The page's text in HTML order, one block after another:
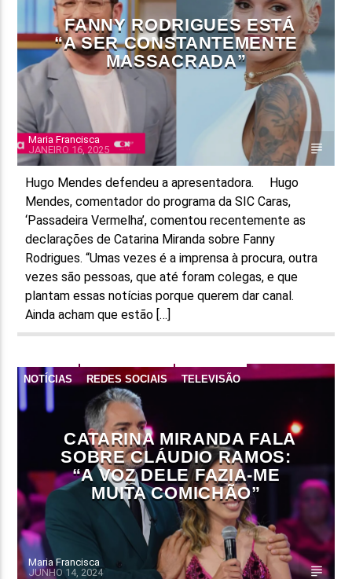
FANNY RODRIGUES ESTÁ
“A SER CONSTANTEMENTE
MASSACRADA”
Maria Francisca
JANEIRO 16, 2025
Hugo Mendes defendeu a apresentadora. Hugo
Mendes, comentador do programa da SIC Caras,
‘Passadeira Vermelha’, comentou recentemente as
declarações de Catarina Miranda sobre Fanny
Rodrigues. “Umas vezes é a imprensa à procura, outra
vezes são pessoas, que até foram colegas, e que
plantam essas notícias porque querem dar canal.
Ainda acham que estão […]
NOTÍCIAS REDES SOCIAIS TELEVISÃO
CATARINA MIRANDA FALA
SOBRE CLÁUDIO RAMOS:
“A VOZ DELE FAZIA-ME
MUITA COMICHÃO”
Maria Francisca
JUNHO 14, 2024